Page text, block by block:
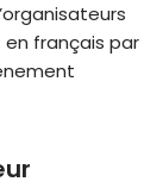
en français par